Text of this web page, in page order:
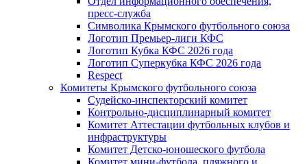
пресс-служба
Символика Крымского футбольного союза
Логотип Премьер-лиги КФС
Логотип Кубка КФС 2026 года
Логотип Суперкубка КФС 2026 года
Respect
Комитеты Крымского футбольного союза
Судейско-инспекторский комитет
Контрольно-дисциплинарный комитет
Комитет Аттестации футбольных клубов и
инфраструктуры
Комитет Детско-юношеского футбола
Комитет мини-футбола, пляжного и